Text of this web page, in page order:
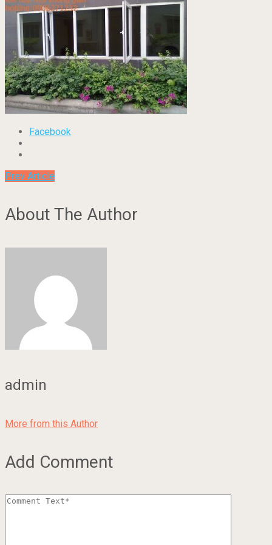
Facebook
Prev Article
About The Author
admin
More from this Author
Add Comment